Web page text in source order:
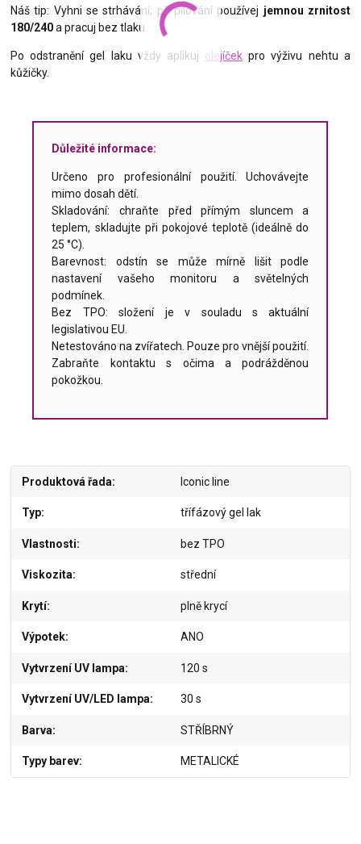
Náš tip: Vyhni se strhávání; při pilování používej jemnou zrnitost
180/240a pracuj bez tlaku.
Po odstranění gel laku vždy aplikuj olejíček pro výživu nehtu a
kůžičky.
Důležité informace:
Určeno pro profesionální použití. Uchovávejte
mimo dosah dětí.
Skladování: chraňte před přímým sluncem a
teplem, skladujte při pokojové teplotě (ideálně do
25 °C).
Barevnost: odstín se může mírně lišit podle
nastavení vašeho monitoru a světelných
podmínek.
Bez TPO: složení je v souladu s aktuální
legislativou EU.
Netestováno na zvířatech. Pouze pro vnější použití.
Zabraňte kontaktu s očima a podrážděnou
pokožkou.
Produktová řada Iconic line
Typ třífázový gel lak
Vlastnosti bez TPO
Viskozita střední
Krytí plně krycí
Výpotek ANO
Vytvrzení UV lampa 120 s
Vytvrzení UV/LED lampa 30 s
Barva STŘÍBRNÝ
Typy barev METALICKÉ